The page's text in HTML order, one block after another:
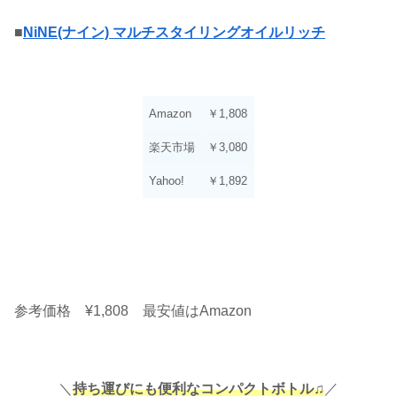
■ NiNE(ナイン) マルチスタイリングオイルリッチ
Amazon ￥1,808
楽天市場 ￥3,080
Yahoo! ￥1,892
参考価格 ¥1,808 最安値はAmazon
＼ 持ち運びにも便利なコンパクトボトル♫ ／